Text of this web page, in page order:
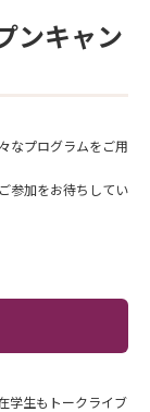
ンキャン
なプログラムをご用
参加をお待ちしてい
学生もトークライブ